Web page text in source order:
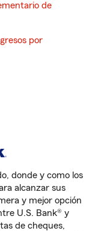
de
por
donde y como los
alcanzar sus
y mejor opción
U.S. Bank® y
de cheques,